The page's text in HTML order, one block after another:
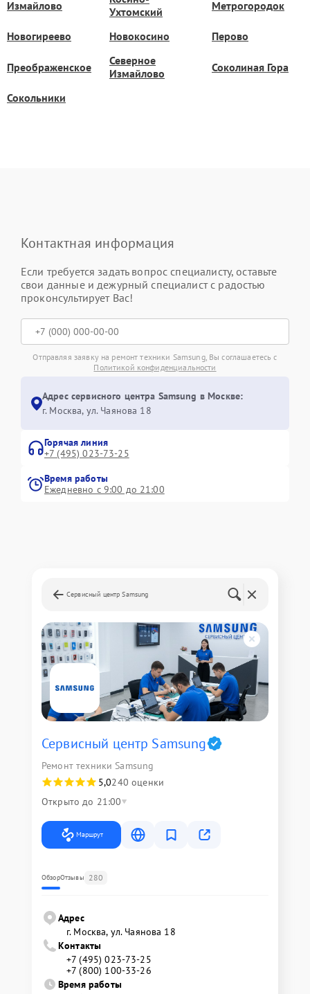
Измайлово
Ухтомский
Метрогородок
Новогиреево Новокосино Перово
Преображенское
Северное
Измайлово
Соколиная Гора
Сокольники
Контактная информация
Если требуется задать вопрос специалисту, оставьте
свои данные и дежурный специалист с радостью
проконсультирует Вас!
Отправляя заявку на ремонт техники Samsung, Вы соглашаетесь с
Политикой конфиденциальности
Адрес сервисного центра Samsung в Москве:
г. Москва, ул. Чаянова 18
Горячая линия
+7 (495) 023-73-25
Время работы
Ежедневно с 9:00 до 21:00
Сервисный центр Samsung
Сервисный центр Samsung
Ремонт техники Samsung
5,0240 оценки
Открыто до 21:00
Маршрут
ОбзорОтзывы 280
Адрес
г. Москва, ул. Чаянова 18
Контакты
+7 (495) 023-73-25
+7 (800) 100-33-26
Время работы